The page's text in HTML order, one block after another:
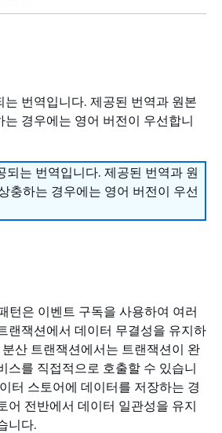
는 번역입니다. 제공된 번역과 원본
경우에는 영어 버전이 우선합니
되는 번역입니다. 제공된 번역과 원
충하는 경우에는 영어 버전이 우선
턴은 이벤트 구독을 사용하여 여러
랜잭션에서 데이터 무결성을 유지하
산 트랜잭션에서는 트랜잭션이 완
스를 직접적으로 호출할 수 있습니
터 스토어에 데이터를 저장하는 경
어 전반에서 데이터 일관성을 유지
니다.